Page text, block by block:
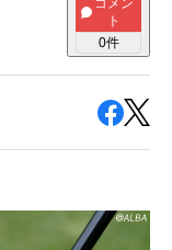
コメン
ト
0件